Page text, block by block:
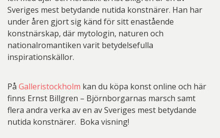
Sveriges mest betydande nutida konstnärer. Han har
under åren gjort sig känd för sitt enastående
konstnärskap, där mytologin, naturen och
nationalromantiken varit betydelsefulla
inspirationskällor.
På Galleristockholm kan du köpa konst online och här
finns Ernst Billgren – Björnborgarnas marsch samt
flera andra verka av en av Sveriges mest betydande
nutida konstnärer. Boka visning!